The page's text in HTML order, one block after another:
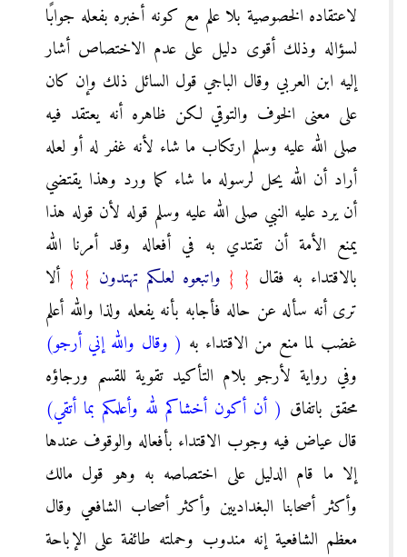
لاعتقاده الخصوصية بلا علم مع كونه أخبره بفعله جوابًا
لسؤاله وذلك أقوى دليل على عدم الاختصاص أشار
إليه ابن العربي وقال الباجي قول السائل ذلك وإن كان
على معنى الخوف والتوقي لكن ظاهره أنه يعتقد فيه
صلى الله عليه وسلم ارتكاب ما شاء لأنه غفر له أو لعله
أراد أن الله يحل لرسوله ما شاء كما ورد وهذا يقتضي
أن يرد عليه النبي صلى الله عليه وسلم قوله لأن قوله هذا
يمنع الأمة أن تقتدي به في أفعاله وقد أمرنا الله
بالاقتداء به فقال {
{ واتبعوه لعلكم تهتدون }
} ألا
ترى أنه سأله عن حاله فأجابه بأنه يفعله ولذا والله أعلم
غضب لما منع من الاقتداء به ( وقال والله إني أرجو)
وفي رواية لأرجو بلام التأكيد تقوية للقسم ورجاؤه
محقق باتفاق ( أن أكون أخشاكم لله وأعلمكم بما أتقي)
قال عياض فيه وجوب الاقتداء بأفعاله والوقوف عندها
إلا ما قام الدليل على اختصاصه به وهو قول مالك
وأكثر أصحابنا البغداديين وأكثر أصحاب الشافعي وقال
معظم الشافعية إنه مندوب وحملته طائفة على الإباحة